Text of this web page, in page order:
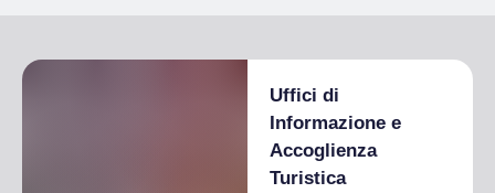
Uffici di
Informazione e
Accoglienza
Turistica